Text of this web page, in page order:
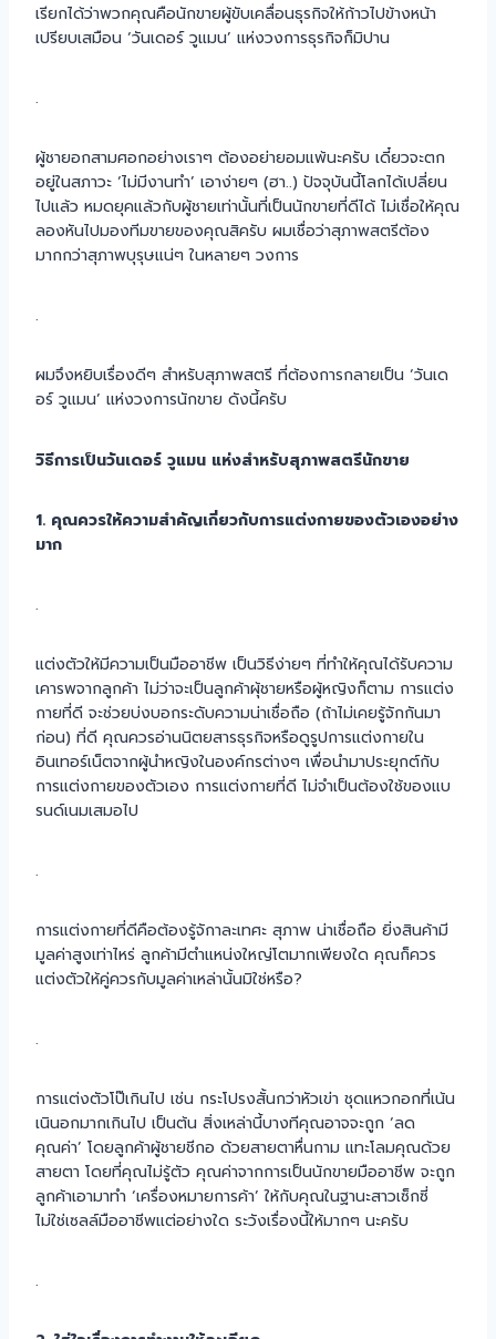
เรียกได้ว่าพวกคุณคือนักขายผู้ขับเคลื่อนธุรกิจให้ก้าวไปข้างหน้า
เปรียบเสมือน ‘วันเดอร์ วูแมน’ แห่งวงการธุรกิจก็มิปาน
.
ผู้ชายอกสามศอกอย่างเราๆ ต้องอย่ายอมแพ้นะครับ เดี๋ยวจะตก
อยู่ในสภาวะ ‘ไม่มีงานทำ’ เอาง่ายๆ (ฮา..) ปัจจุบันนี้โลกได้เปลี่ยน
ไปแล้ว หมดยุคแล้วกับผู้ชายเท่านั้นที่เป็นนักขายที่ดีได้ ไม่เชื่อให้คุณ
ลองหันไปมองทีมขายของคุณสิครับ ผมเชื่อว่าสุภาพสตรีต้อง
มากกว่าสุภาพบุรุษแน่ๆ ในหลายๆ วงการ
.
ผมจึงหยิบเรื่องดีๆ สำหรับสุภาพสตรี ที่ต้องการกลายเป็น ‘วันเด
อร์ วูแมน’ แห่งวงการนักขาย ดังนี้ครับ
วิธีการเป็นวันเดอร์ วูแมน แห่งสำหรับสุภาพสตรีนักขาย
1. คุณควรให้ความสำคัญเกี่ยวกับการแต่งกายของตัวเองอย่าง
มาก
.
แต่งตัวให้มีความเป็นมืออาชีพ เป็นวิธีง่ายๆ ที่ทำให้คุณได้รับความ
เคารพจากลูกค้า ไม่ว่าจะเป็นลูกค้าผุ้ชายหรือผู้หญิงก็ตาม การแต่ง
กายที่ดี จะช่วยบ่งบอกระดับความน่าเชื่อถือ (ถ้าไม่เคยรู้จักกันมา
ก่อน) ที่ดี คุณควรอ่านนิตยสารธุรกิจหรือดูรูปการแต่งกายใน
อินเทอร์เน็ตจากผู้นำหญิงในองค์กรต่างๆ เพื่อนำมาประยุกต์กับ
การแต่งกายของตัวเอง การแต่งกายที่ดี ไม่จำเป็นต้องใช้ของแบ
รนด์เนมเสมอไป
.
การแต่งกายที่ดีคือต้องรู้จักาละเทศะ สุภาพ น่าเชื่อถือ ยิ่งสินค้ามี
มูลค่าสูงเท่าไหร่ ลูกค้ามีตำแหน่งใหญ่โตมากเพียงใด คุณก็ควร
แต่งตัวให้คู่ควรกับมูลค่าเหล่านั้นมิใช่หรือ?
.
การแต่งตัวโป๊เกินไป เช่น กระโปรงสั้นกว่าหัวเข่า ชุดแหวกอกที่เน้น
เนินอกมากเกินไป เป็นต้น สิ่งเหล่านี้บางทีคุณอาจจะถูก ‘ลด
คุณค่า’ โดยลูกค้าผู้ชายชีกอ ด้วยสายตาหื่นกาม แทะโลมคุณด้วย
สายตา โดยที่คุณไม่รู้ตัว คุณค่าจากการเป็นนักขายมืออาชีพ จะถูก
ลูกค้าเอามาทำ ‘เครื่องหมายการค้า’ ให้กับคุณในฐานะสาวเซ็กซี่
ไม่ใช่เซลล์มืออาชีพแต่อย่างใด ระวังเรื่องนี้ให้มากๆ นะครับ
.